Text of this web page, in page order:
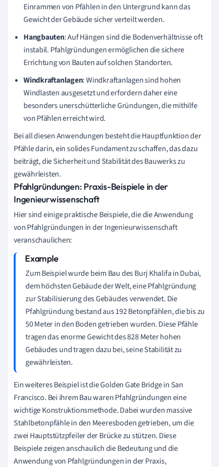
Einrammen von Pfählen in den Untergrund kann das
Gewicht der Gebäude sicher verteilt werden.
Hangbauten: Auf Hängen sind die Bodenverhältnisse oft
instabil. Pfahlgründungen ermöglichen die sichere
Errichtung von Bauten auf solchen Standorten.
Windkraftanlagen: Windkraftanlagen sind hohen
Windlasten ausgesetzt und erfordern daher eine
besonders unerschütterliche Gründungen, die mithilfe
von Pfählen erreicht wird.
Bei all diesen Anwendungen besteht die Hauptfunktion der
Pfähle darin, ein solides Fundament zu schaffen, das dazu
beiträgt, die Sicherheit und Stabilität des Bauwerks zu
gewährleisten.
Pfahlgründungen: Praxis-Beispiele in der
Ingenieurwissenschaft
Hier sind einige praktische Beispiele, die die Anwendung
von Pfahlgründungen in der Ingenieurwissenschaft
veranschaulichen:
Zum Beispiel wurde beim Bau des Burj Khalifa in Dubai,
dem höchsten Gebäude der Welt, eine Pfahlgründung
zur Stabilisierung des Gebäudes verwendet. Die
Pfahlgründung bestand aus 192 Betonpfählen, die bis zu
50 Meter in den Boden getrieben wurden. Diese Pfähle
tragen das enorme Gewicht des 828 Meter hohen
Gebäudes und tragen dazu bei, seine Stabilität zu
gewährleisten.
Ein weiteres Beispiel ist die Golden Gate Bridge in San
Francisco. Bei ihrem Bau waren Pfahlgründungen eine
wichtige Konstruktionsmethode. Dabei wurden massive
Stahlbetonpfähle in den Meeresboden getrieben, um die
zwei Hauptstützpfeiler der Brücke zu stützen. Diese
Beispiele zeigen anschaulich die Bedeutung und die
Anwendung von Pfahlgründungen in der Praxis,